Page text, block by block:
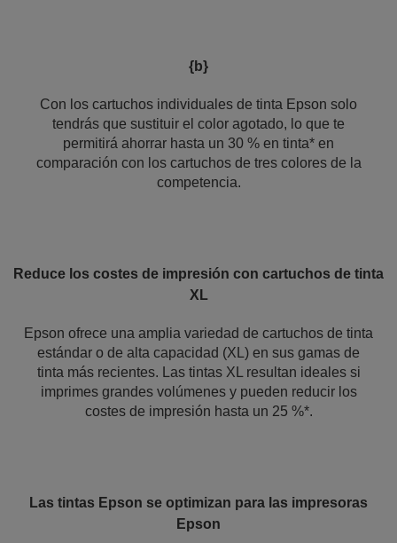
{b}
Con los cartuchos individuales de tinta Epson solo
tendrás que sustituir el color agotado, lo que te
permitirá ahorrar hasta un 30 % en tinta* en
comparación con los cartuchos de tres colores de la
competencia.
Reduce los costes de impresión con cartuchos de tinta
XL
Epson ofrece una amplia variedad de cartuchos de tinta
estándar o de alta capacidad (XL) en sus gamas de
tinta más recientes. Las tintas XL resultan ideales si
imprimes grandes volúmenes y pueden reducir los
costes de impresión hasta un 25 %*.
Las tintas Epson se optimizan para las impresoras
Epson